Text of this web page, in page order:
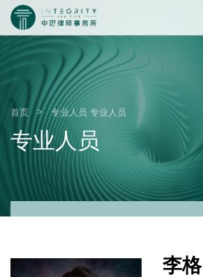
首页 > 专业人员 专业人员
专业人员
李格